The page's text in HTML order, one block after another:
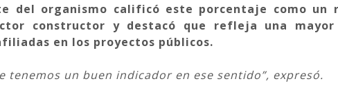
del organismo calificó este porcentaje como un
constructor y destacó que refleja una mayor
en los proyectos públicos.
tenemos un buen indicador en ese sentido”, expresó.